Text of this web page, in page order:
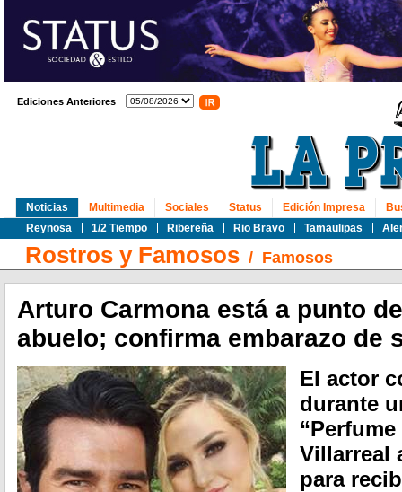
Ediciones Anteriores
Noticias
Reynosa
1/2 Tiempo Ribereña Rio Bravo Tamaulipas
Multimedia Sociales Status Edición Impresa
Rostros y Famosos / Famosos
Arturo Carmona está a punto
abuelo; confirma embarazo de
El actor
durante
Villarreal
para